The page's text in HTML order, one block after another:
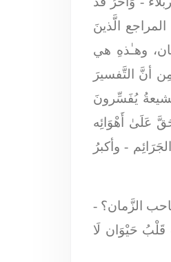
الَّذينَ
وهـٰذهِ هي
أنَّ التَّفسيرَ
يُفَسِّرونَ
عَلَىٰ أَهْوَائِه
- وأكبرُ
الزَّمان؟ -
حَيْوَان لَا